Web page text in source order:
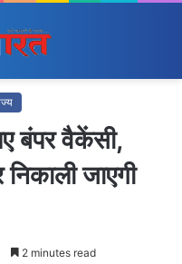
बंपर वैकेंसी,
जाएगी
2 minutes read